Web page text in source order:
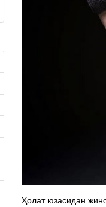
Ҳолат юзасидан